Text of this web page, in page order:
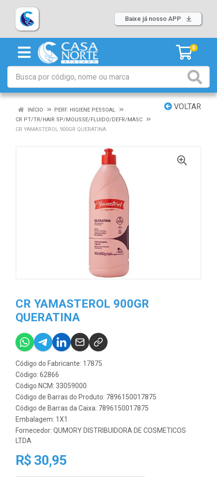
Baixe já nosso APP
0
VOLTAR
INÍCIO
PERF. HIGIENE PESSOAL
CR PT/TR/HAIR SP/MOUSSE/FLUIDO/DEFR/MASC
CR YAMASTEROL 900GR QUERATINA
CR YAMASTEROL 900GR
QUERATINA
Código do Fabricante: 17875
Código: 62866
Código NCM: 33059000
Código de Barras do Produto: 7896150017875
Código de Barras da Caixa: 7896150017875
Embalagem: 1X1
Fornecedor: QUMORY DISTRIBUIDORA DE COSMETICOS
LTDA
R$ 30,95